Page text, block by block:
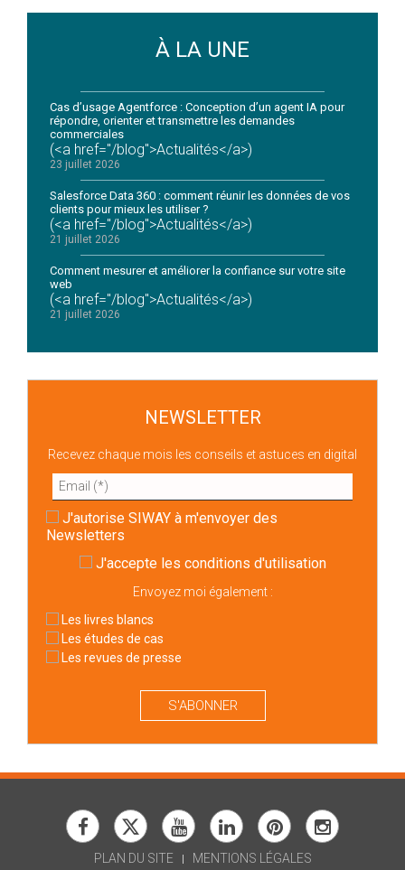
À LA UNE
Cas d’usage Agentforce : Conception d’un agent IA pour
répondre, orienter et transmettre les demandes
commerciales
(<a href="/blog">Actualités</a>)
23 juillet 2026
Salesforce Data 360 : comment réunir les données de vos
clients pour mieux les utiliser ?
(<a href="/blog">Actualités</a>)
21 juillet 2026
Comment mesurer et améliorer la confiance sur votre site
web
(<a href="/blog">Actualités</a>)
21 juillet 2026
NEWSLETTER
Recevez chaque mois les conseils et astuces en digital
Newsletters
J'accepte les conditions d'utilisation
Envoyez moi également :
Les livres blancs
Les études de cas
Les revues de presse
S'ABONNER
PLAN DU SITE MENTIONS LÉGALES